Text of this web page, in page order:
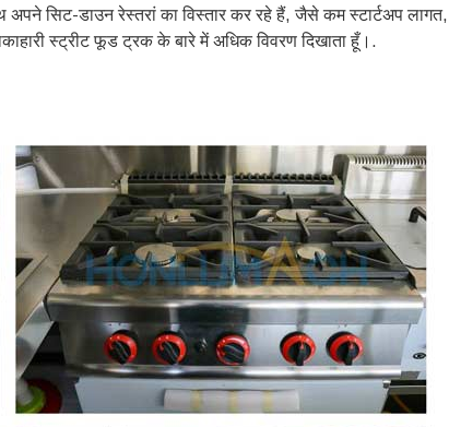
सिट-डाउन रेस्तरां का विस्तार कर रहे हैं, जैसे कम स्टार्टअप
स्ट्रीट फूड ट्रक के बारे में अधिक विवरण दिखाता हूँ।.